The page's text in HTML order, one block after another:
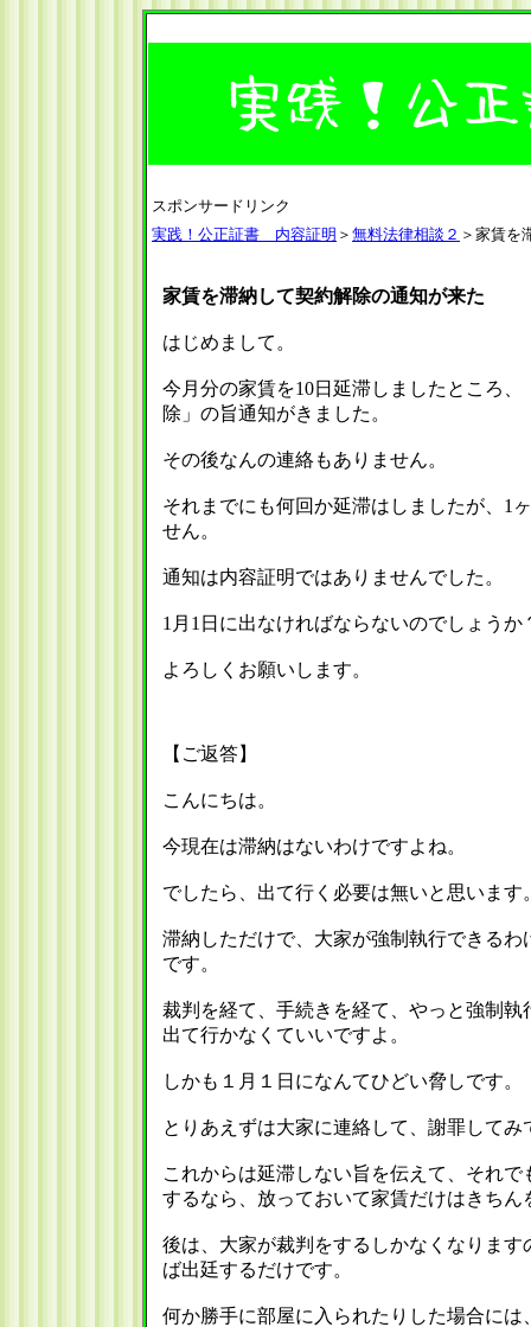
スポンサードリンク
実践！公正証書 内容証明 ＞ 無料法律相談２ ＞家賃を
家賃を滞納して契約解除の通知が来た
はじめまして。
今月分の家賃を10日延滞しましたところ、
除」の旨通知がきました。
その後なんの連絡もありません。
それまでにも何回か延滞はしましたが、1
せん。
通知は内容証明ではありませんでした。
1月1日に出なければならないのでしょうか
よろしくお願いします。
【ご返答】
こんにちは。
今現在は滞納はないわけですよね。
でしたら、出て行く必要は無いと思います
滞納しただけで、大家が強制執行できるわ
です。
裁判を経て、手続きを経て、やっと強制執
出て行かなくていいですよ。
しかも１月１日になんてひどい脅しです。
とりあえずは大家に連絡して、謝罪してみ
これからは延滞しない旨を伝えて、それ
するなら、放っておいて家賃だけはきちん
後は、大家が裁判をするしかなくなります
ば出廷するだけです。
何か勝手に部屋に入られたりした場合には